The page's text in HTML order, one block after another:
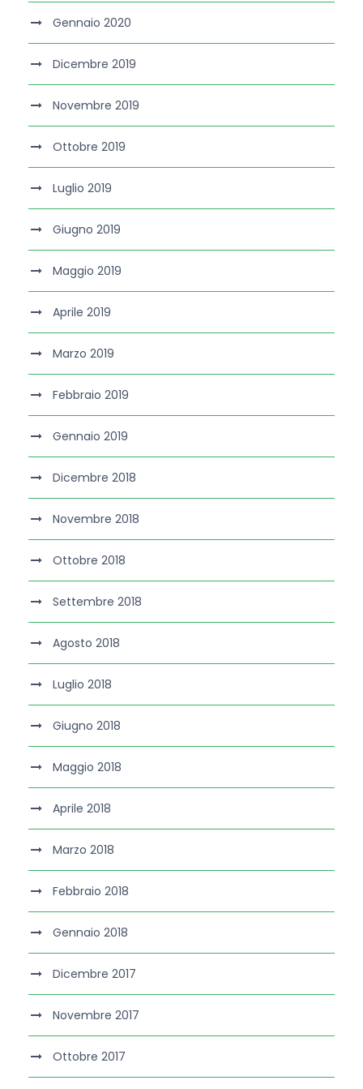
Gennaio 2020
Dicembre 2019
Novembre 2019
Ottobre 2019
Luglio 2019
Giugno 2019
Maggio 2019
Aprile 2019
Marzo 2019
Febbraio 2019
Gennaio 2019
Dicembre 2018
Novembre 2018
Ottobre 2018
Settembre 2018
Agosto 2018
Luglio 2018
Giugno 2018
Maggio 2018
Aprile 2018
Marzo 2018
Febbraio 2018
Gennaio 2018
Dicembre 2017
Novembre 2017
Ottobre 2017